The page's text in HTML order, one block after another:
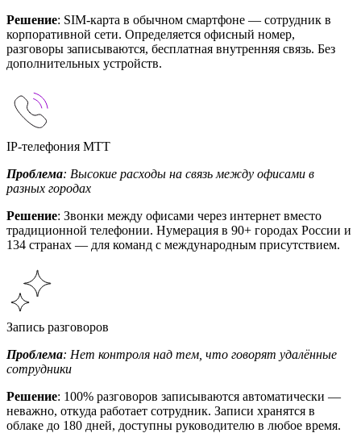
Решение: SIM-карта в обычном смартфоне — сотрудник в
корпоративной сети. Определяется офисный номер,
разговоры записываются, бесплатная внутренняя связь. Без
дополнительных устройств.
IP-телефония МТТ
Проблема: Высокие расходы на связь между офисами в
разных городах
Решение: Звонки между офисами через интернет вместо
традиционной телефонии. Нумерация в 90+ городах России и
134 странах — для команд с международным присутствием.
Запись разговоров
Проблема: Нет контроля над тем, что говорят удалённые
сотрудники
Решение: 100% разговоров записываются автоматически —
неважно, откуда работает сотрудник. Записи хранятся в
облаке до 180 дней, доступны руководителю в любое время.